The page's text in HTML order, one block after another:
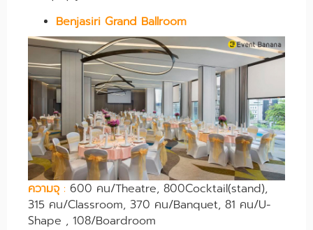
Benjasiri Grand Ballroom
ความจุ : 600 คน/Theatre, 800Cocktail(stand),
315 คน/Classroom, 370 คน/Banquet, 81 คน/U-
Shape , 108/Boardroom